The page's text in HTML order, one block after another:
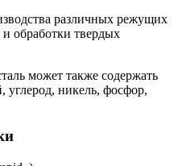
различных режущих
и обработки твердых
может также содержать
углерод, никель, фосфор,